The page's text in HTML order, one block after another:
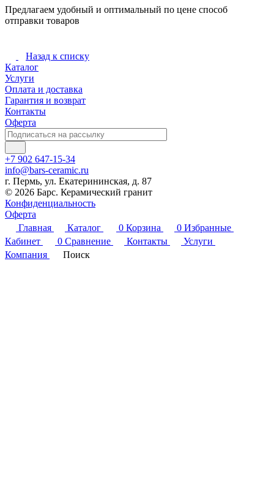
Предлагаем удобный и оптимальный по цене способ
отправки товаров
Назад к списку
Каталог
Услуги
Оплата и доставка
Гарантия и возврат
Контакты
Оферта
+7 902 647-15-34
info@bars-ceramic.ru
г. Пермь, ул. Екатерининская, д. 87
© 2026 Барс. Керамический гранит
Конфиденциальность
Оферта
Главная
Каталог 0 Корзина 0 Избранные
Кабинет
0 Сравнение Контакты
Услуги
Компания
Поиск